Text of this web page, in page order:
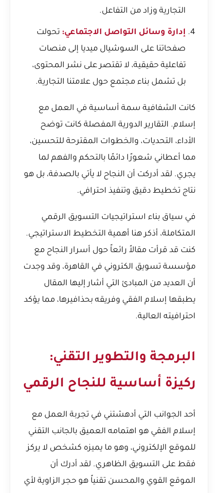
التجارية وزاد من التفاعل.
إدارة وسائل التواصل الاجتماعي: تحولت
صفحاتنا على السوشيال ميديا إلى منصات
تفاعلية حقيقية، لا تقتصر على نشر المحتوى،
بل تشمل بناء مجتمع حول علامتنا التجارية.
كانت الشفافية سمة أساسية في العمل مع
إسلام. التقارير الدورية المفصلة كانت توضح
الأداء، التحديات، والخطوات المقترحة للتحسين،
مما أعطاني شعورًا دائمًا بالتحكم والفهم لما
يجري. لقد أدركت أن النجاح لا يأتي بالصدفة، بل هو
نتاج تخطيط دقيق وتنفيذ احترافي.
في سياق بناء استراتيجيات التسويق الرقمي
المتكاملة، أذكر هنا أهمية التخطيط الاستراتيجي.
كنت قد قرأت مقالاً رائعاً حول أسرار النجاح مع
مؤسسة تسويق الكتروني في القاهرة، وقد وجدت
أن العديد من المبادئ التي أشار إليها المقال
يطبقها إسلام الفقي وفريقه بحذافيرها، مما يؤكد
احترافيته العالية.
البرمجة والتطوير التقني:
ركيزة أساسية للنجاح الرقمي
أحد الجوانب التي أدهشتني في تجربة العمل مع
إسلام الفقي هو اهتمامه العميق بالجانب التقني
للموقع الإلكتروني، وهو ما يميزه كشخص لا يركز
فقط على التسويق الظاهري. لقد أدرك أن
الموقع القوي والمحسن تقنياً هو حجر الزاوية لأي